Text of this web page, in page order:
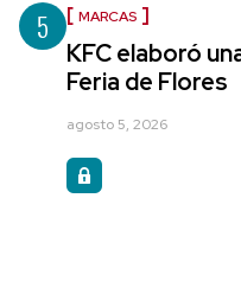
5 MARCAS
KFC elaboró
Feria de Flores
agosto 5, 2026